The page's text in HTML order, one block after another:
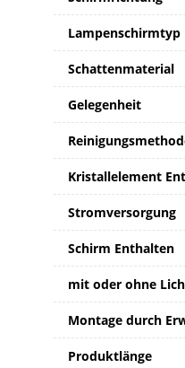
Lampenschirmtyp
Schattenmaterial
Gelegenheit
Kristallelement
Stromversorgung
Schirm Enthalten
mit oder ohne
Montage durch
Produktlänge